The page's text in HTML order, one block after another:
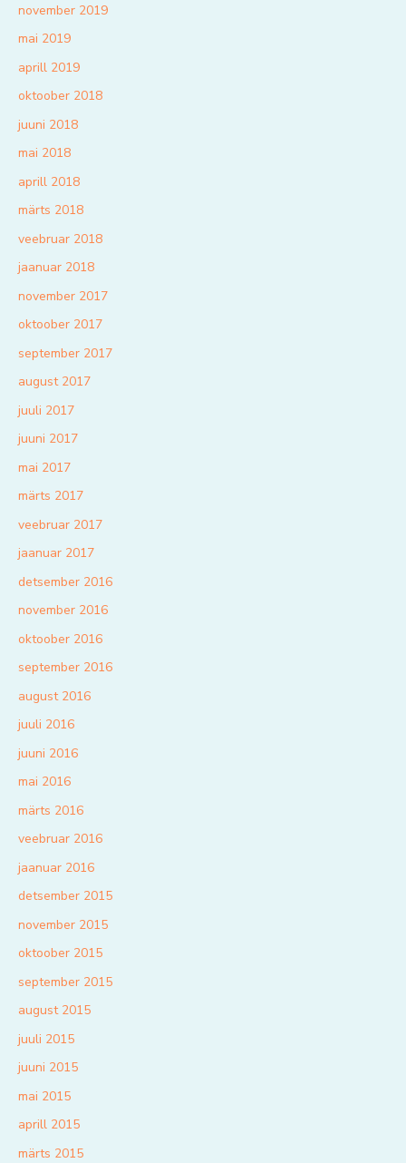
november 2019
mai 2019
aprill 2019
oktoober 2018
juuni 2018
mai 2018
aprill 2018
märts 2018
veebruar 2018
jaanuar 2018
november 2017
oktoober 2017
september 2017
august 2017
juuli 2017
juuni 2017
mai 2017
märts 2017
veebruar 2017
jaanuar 2017
detsember 2016
november 2016
oktoober 2016
september 2016
august 2016
juuli 2016
juuni 2016
mai 2016
märts 2016
veebruar 2016
jaanuar 2016
detsember 2015
november 2015
oktoober 2015
september 2015
august 2015
juuli 2015
juuni 2015
mai 2015
aprill 2015
märts 2015